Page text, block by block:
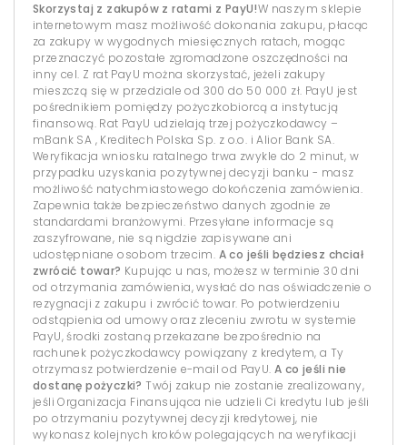
Skorzystaj z zakupów z ratami z PayU!W naszym sklepie
internetowym masz możliwość dokonania zakupu, płacąc
za zakupy w wygodnych miesięcznych ratach, mogąc
przeznaczyć pozostałe zgromadzone oszczędności na
inny cel. Z rat PayU można skorzystać, jeżeli zakupy
mieszczą się w przedziale od 300 do 50 000 zł. PayU jest
pośrednikiem pomiędzy pożyczkobiorcą a instytucją
finansową. Rat PayU udzielają trzej pożyczkodawcy –
mBank SA , Kreditech Polska Sp. z o.o. i Alior Bank SA.
Weryfikacja wniosku ratalnego trwa zwykle do 2 minut, w
przypadku uzyskania pozytywnej decyzji banku - masz
możliwość natychmiastowego dokończenia zamówienia.
Zapewnia także bezpieczeństwo danych zgodnie ze
standardami branżowymi. Przesyłane informacje są
zaszyfrowane, nie są nigdzie zapisywane ani
udostępniane osobom trzecim. A co jeśli będziesz chciał
zwrócić towar? Kupując u nas, możesz w terminie 30 dni
od otrzymania zamówienia, wysłać do nas oświadczenie o
rezygnacji z zakupu i zwrócić towar. Po potwierdzeniu
odstąpienia od umowy oraz zleceniu zwrotu w systemie
PayU, środki zostaną przekazane bezpośrednio na
rachunek pożyczkodawcy powiązany z kredytem, a Ty
otrzymasz potwierdzenie e-mail od PayU. A co jeśli nie
dostanę pożyczki? Twój zakup nie zostanie zrealizowany,
jeśli Organizacja Finansująca nie udzieli Ci kredytu lub jeśli
po otrzymaniu pozytywnej decyzji kredytowej, nie
wykonasz kolejnych kroków polegających na weryfikacji